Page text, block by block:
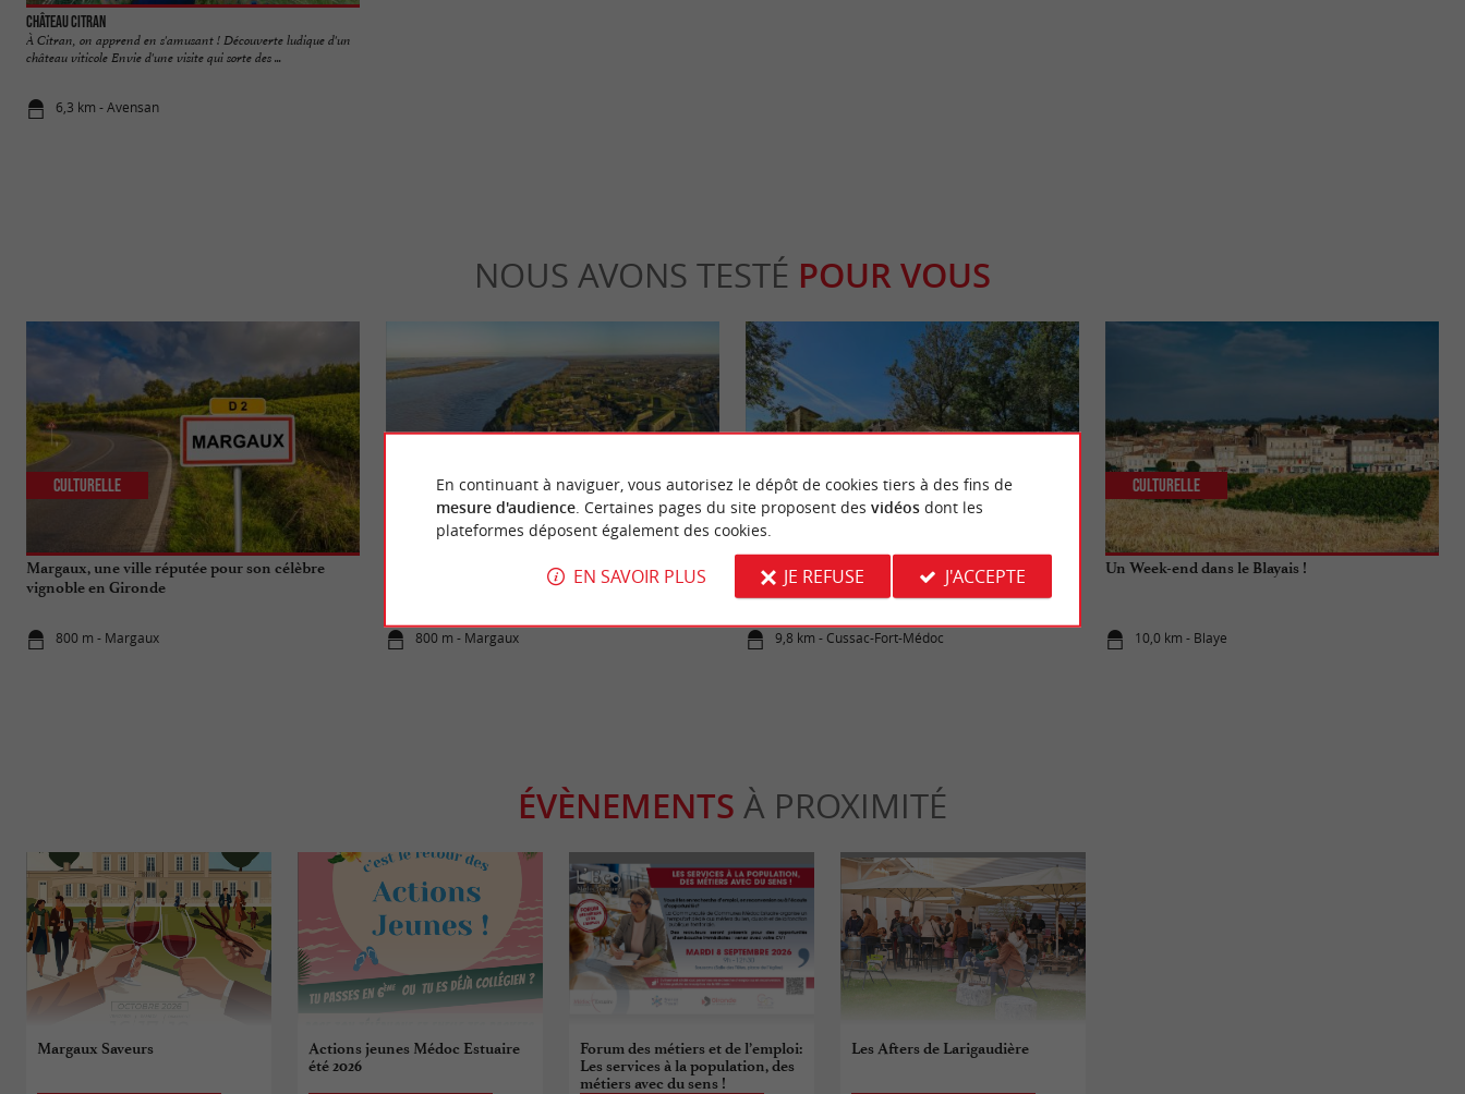
Château Citran
À Citran, on apprend en s'amusant ! Découverte ludique d'un
château viticole Envie d'une visite qui sorte des ...
6,3 km - Avensan
NOUS AVONS TESTÉ POUR VOUS
Margaux, une ville réputée pour son célèbre
vignoble en Gironde
800 m - Margaux
Culturelle
Les plus beaux villages au bord de l’estuaire de la
800 m - Margaux
Culturelle
Visitez le Fort Médoc ! Patrimoine et belle vue au
programme
9,8 km - Cussac-Fort-Médoc
Culturelle
Un Week-end dans le Blayais !
10,0 km - Blaye
Culturelle
ÉVÈNEMENTS À PROXIMITÉ
Margaux Saveurs
Actions jeunes Médoc Estuaire
été 2026
Forum des métiers et de l’emploi:
Les services à la population, des
métiers avec du sens !
Les Afters de Larigaudière
En continuant à naviguer, vous autorisez le dépôt de cookies tiers à des fins de
mesure d'audience. Certaines pages du site proposent des vidéosdont les
plateformes déposent également des cookies.
EN SAVOIR PLUS JE REFUSE J'ACCEPTE